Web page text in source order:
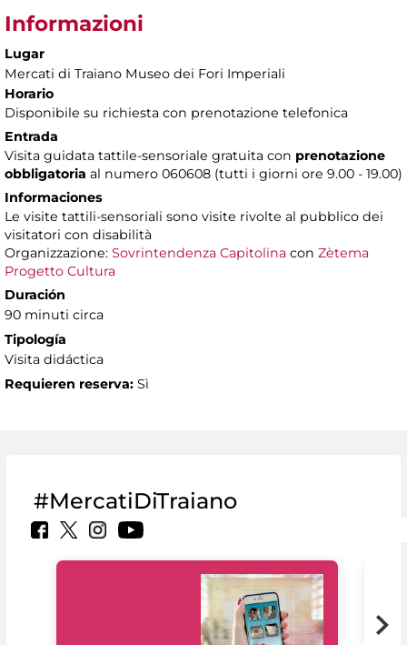
Informazioni
Lugar
Mercati di Traiano Museo dei Fori Imperiali
Horario
Disponibile su richiesta con prenotazione telefonica
Entrada
Visita guidata tattile-sensoriale gratuita con prenotazione
obbligatoria al numero 060608 (tutti i giorni ore 9.00 - 19.00)
Informaciones
Le visite tattili-sensoriali sono visite rivolte al pubblico dei
visitatori con disabilità
Organizzazione: Sovrintendenza Capitolina con Zètema
Progetto Cultura
Duración
90 minuti circa
Tipología
Visita didáctica
Requieren reserva: Sì
#MercatiDiTraiano